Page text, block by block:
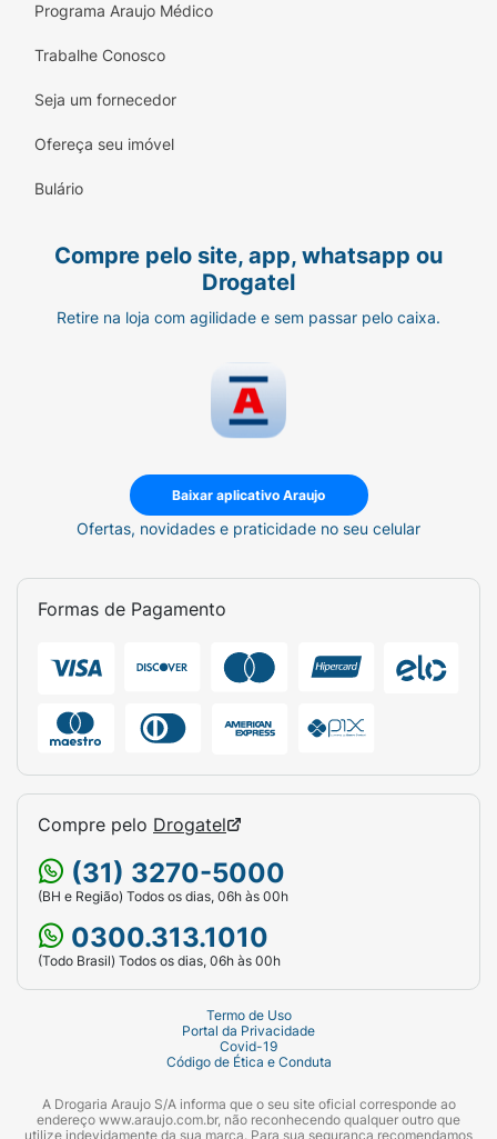
Programa Araujo Médico
Trabalhe Conosco
Seja um fornecedor
Ofereça seu imóvel
Bulário
Compre pelo site, app, whatsapp ou
Drogatel
Retire na loja com agilidade e sem passar pelo caixa.
Baixar aplicativo Araujo
Ofertas, novidades e praticidade no seu celular
Formas de Pagamento
Compre pelo Drogatel
(31) 3270-5000
(BH e Região) Todos os dias, 06h às 00h
0300.313.1010
(Todo Brasil) Todos os dias, 06h às 00h
Termo de Uso
Portal da Privacidade
Covid-19
Código de Ética e Conduta
A Drogaria Araujo S/A informa que o seu site oficial corresponde ao
endereço www.araujo.com.br, não reconhecendo qualquer outro que
utilize indevidamente da sua marca. Para sua segurança recomendamos